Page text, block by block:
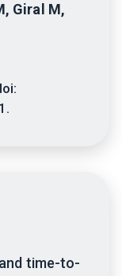
Giral M,
time-to-